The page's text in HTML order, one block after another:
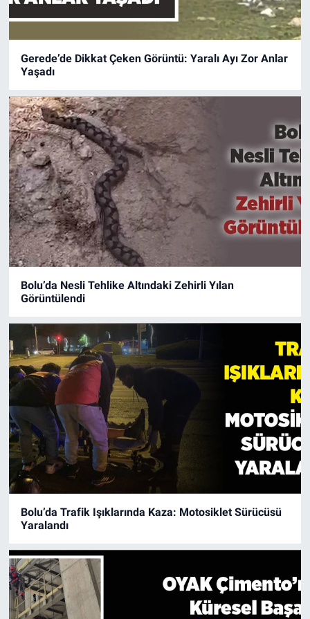
Gerede’de Dikkat Çeken Görüntü: Yaralı Ayı Zor Anlar
Yaşadı
Bolu’da Nesli Tehlike Altındaki Zehirli Yılan
Görüntülendi
Bolu’da Trafik Işıklarında Kaza: Motosiklet Sürücüsü
Yaralandı